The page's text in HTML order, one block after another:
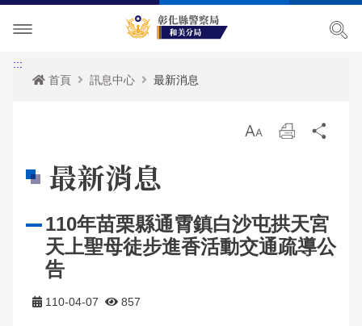
單位介紹
聯絡資訊
轄區概況
轄區派出所
活動訊息
公開徵信專區
RSS訊息中心
治安宣導
交通安全宣導
婦幼宣導
保防宣導
便民服務
政府資訊公開
申辦資訊
常見問答
民意廣場
分局長信箱
問卷調查
影音出版品
活動相簿
相關連結
:::
首頁
訊息中心 最新消息
放 列
最新消息
110年苗栗縣通霄鎮白沙屯拱天宮
天上聖母徒步進香活動交通疏導公
告
110-04-07 857